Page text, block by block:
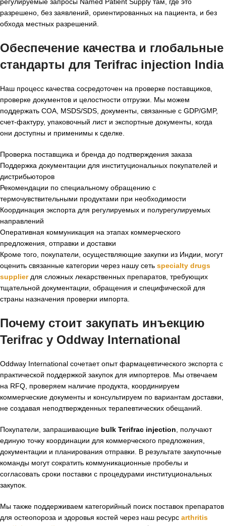
разрешено, без заявлений, ориентированных на пациента, и без
обхода местных разрешений.
Обеспечение качества и глобальные
стандарты для Terifrac injection India
Наш процесс качества сосредоточен на проверке поставщиков,
проверке документов и целостности отгрузки. Мы можем
поддержать COA, MSDS/SDS, документы, связанные с GDP/GMP,
счет-фактуру, упаковочный лист и экспортные документы, когда
они доступны и применимы к сделке.
Проверка поставщика и бренда до подтверждения заказа
Поддержка документации для институциональных покупателей и
дистрибьюторов
Рекомендации по специальному обращению с
термочувствительными продуктами при необходимости
Координация экспорта для регулируемых и полурегулируемых
направлений
Оперативная коммуникация на этапах коммерческого
предложения, отправки и доставки
Кроме того, покупатели, осуществляющие закупки из Индии, могут
оценить связанные категории через нашу сеть specialty drugs
supplierдля сложных лекарственных препаратов, требующих
тщательной документации, обращения и специфической для
страны назначения проверки импорта.
Почему стоит закупать инъекцию
Terifrac у Oddway International
Oddway International сочетает опыт фармацевтического экспорта с
практической поддержкой закупок для импортеров. Мы отвечаем
на RFQ, проверяем наличие продукта, координируем
коммерческие документы и консультируем по вариантам доставки,
не создавая неподтвержденных терапевтических обещаний.
Покупатели, запрашивающие bulk Terifrac injection , получают
единую точку координации для коммерческого предложения,
документации и планирования отправки. В результате закупочные
команды могут сократить коммуникационные пробелы и
согласовать сроки поставки с процедурами институциональных
закупок.
Мы также поддерживаем категорийный поиск поставок препаратов
для остеопороза и здоровья костей через наш ресурс arthritis